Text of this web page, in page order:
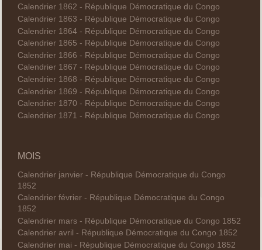
Calendrier 1862 - République Démocratique du Congo
Calendrier 1863 - République Démocratique du Congo
Calendrier 1864 - République Démocratique du Congo
Calendrier 1865 - République Démocratique du Congo
Calendrier 1866 - République Démocratique du Congo
Calendrier 1867 - République Démocratique du Congo
Calendrier 1868 - République Démocratique du Congo
Calendrier 1869 - République Démocratique du Congo
Calendrier 1870 - République Démocratique du Congo
Calendrier 1871 - République Démocratique du Congo
MOIS
Calendrier janvier - République Démocratique du Congo
1852
Calendrier février - République Démocratique du Congo
1852
Calendrier mars - République Démocratique du Congo 1852
Calendrier avril - République Démocratique du Congo 1852
Calendrier mai - République Démocratique du Congo 1852